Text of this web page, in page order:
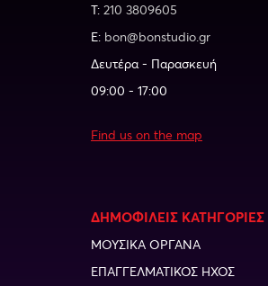
Τ: 210 3809605
E: bon@bonstudio.gr
Δευτέρα - Παρασκευή
09:00 - 17:00
Find us on the map
ΔΗΜΟΦΙΛΕΙΣ ΚΑΤΗΓΟΡΙΕΣ
ΜΟΥΣΙΚΑ ΟΡΓΑΝΑ
ΕΠΑΓΓΕΛΜΑΤΙΚΟΣ ΗΧΟΣ